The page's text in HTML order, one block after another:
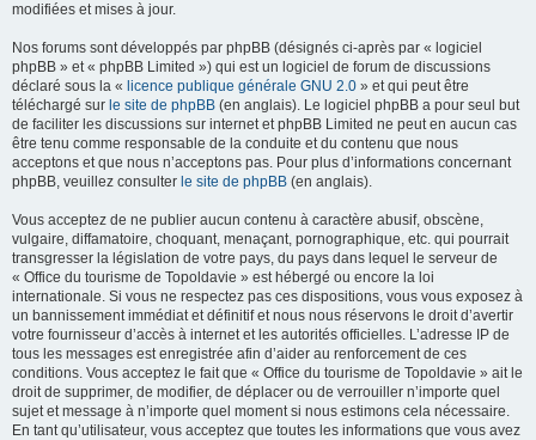
modifiées et mises à jour.
Nos forums sont développés par phpBB (désignés ci-après par « logiciel
phpBB » et « phpBB Limited ») qui est un logiciel de forum de discussions
déclaré sous la « licence publique générale GNU 2.0 » et qui peut être
téléchargé sur le site de phpBB (en anglais). Le logiciel phpBB a pour seul but
de faciliter les discussions sur internet et phpBB Limited ne peut en aucun cas
être tenu comme responsable de la conduite et du contenu que nous
acceptons et que nous n’acceptons pas. Pour plus d’informations concernant
phpBB, veuillez consulter le site de phpBB (en anglais).
Vous acceptez de ne publier aucun contenu à caractère abusif, obscène,
vulgaire, diffamatoire, choquant, menaçant, pornographique, etc. qui pourrait
transgresser la législation de votre pays, du pays dans lequel le serveur de
« Office du tourisme de Topoldavie » est hébergé ou encore la loi
internationale. Si vous ne respectez pas ces dispositions, vous vous exposez à
un bannissement immédiat et définitif et nous nous réservons le droit d’avertir
votre fournisseur d’accès à internet et les autorités officielles. L’adresse IP de
tous les messages est enregistrée afin d’aider au renforcement de ces
conditions. Vous acceptez le fait que « Office du tourisme de Topoldavie » ait le
droit de supprimer, de modifier, de déplacer ou de verrouiller n’importe quel
sujet et message à n’importe quel moment si nous estimons cela nécessaire.
En tant qu’utilisateur, vous acceptez que toutes les informations que vous avez